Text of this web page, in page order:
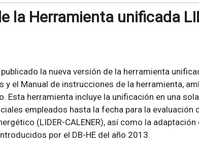
la Herramienta unificada
la nueva versión de la herramienta
y el Manual de instrucciones de la herramienta,
Esta herramienta incluye la unificación en una
empleados hasta la fecha para la evaluación
(LIDER-CALENER), así como la adaptación
por el DB-HE del año 2013.